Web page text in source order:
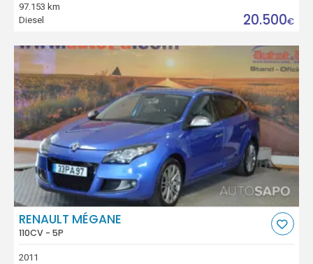
97.153 km
Diesel
20.500€
RENAULT MÉGANE
110CV - 5P
2011